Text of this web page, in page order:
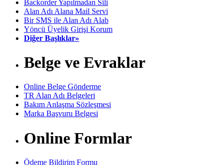
Backorder Yapılmadan Sili
Alan Adı Alana Mail Servi
Bir SMS ile Alan Adı Alab
Yöncü Üyelik Girişi Korum
Diğer Başlıklar»
Belge ve Evraklar
Online Belge Gönderme
TR Alan Adı Belgeleri
Bakım Anlaşma Sözleşmesi
Marka Başvuru Belgesi
Online Formlar
Ödeme Bildirim Formu